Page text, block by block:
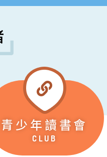
青少年讀書會
CLUB